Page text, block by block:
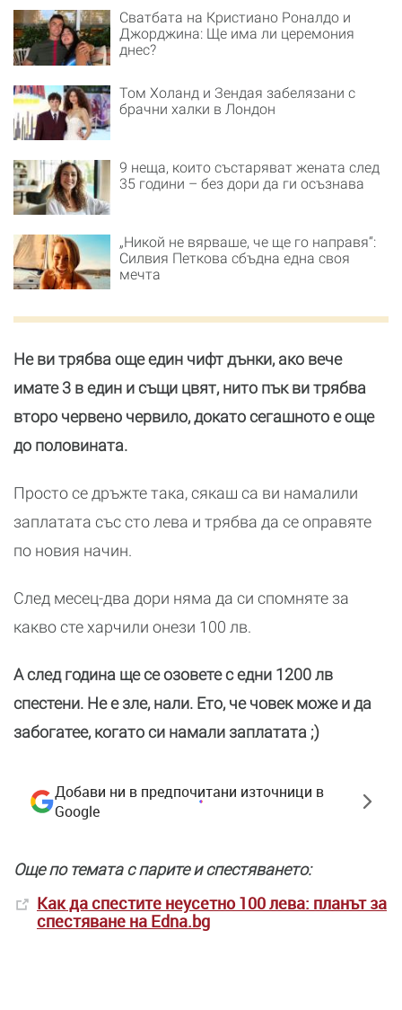
Сватбата на Кристиано Роналдо и
Джорджина: Ще има ли церемония
днес?
Том Холанд и Зендая забелязани с
брачни халки в Лондон
9 неща, които състаряват жената след
35 години – без дори да ги осъзнава
„Никой не вярваше, че ще го направя“:
Силвия Петкова сбъдна една своя
мечта
Не ви трябва още един чифт дънки, ако вече
имате 3 в един и същи цвят, нито пък ви трябва
второ червено червило, докато сегашното е още
до половината.
Просто се дръжте така, сякаш са ви намалили
заплатата със сто лева и трябва да се оправяте
по новия начин.
След месец-два дори няма да си спомняте за
какво сте харчили онези 100 лв.
А след година ще се озовете с едни 1200 лв
спестени. Не е зле, нали. Ето, че човек може и да
забогатее, когато си намали заплатата ;)
Добави ни в предпочитани източници в
Google
Още по темата с парите и спестяването:
Как да спестите неусетно 100 лева: планът за
спестяване на Edna.bg